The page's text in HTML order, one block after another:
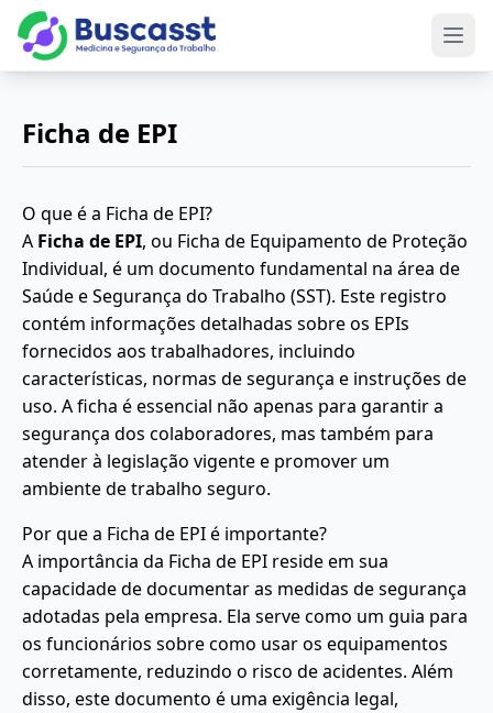
Ficha de EPI
O que é a Ficha de EPI?
A Ficha de EPI, ou Ficha de Equipamento de Proteção
Individual, é um documento fundamental na área de
Saúde e Segurança do Trabalho (SST). Este registro
contém informações detalhadas sobre os EPIs
fornecidos aos trabalhadores, incluindo
características, normas de segurança e instruções de
uso. A ficha é essencial não apenas para garantir a
segurança dos colaboradores, mas também para
atender à legislação vigente e promover um
ambiente de trabalho seguro.
Por que a Ficha de EPI é importante?
A importância da Ficha de EPI reside em sua
capacidade de documentar as medidas de segurança
adotadas pela empresa. Ela serve como um guia para
os funcionários sobre como usar os equipamentos
corretamente, reduzindo o risco de acidentes. Além
disso, este documento é uma exigência legal,